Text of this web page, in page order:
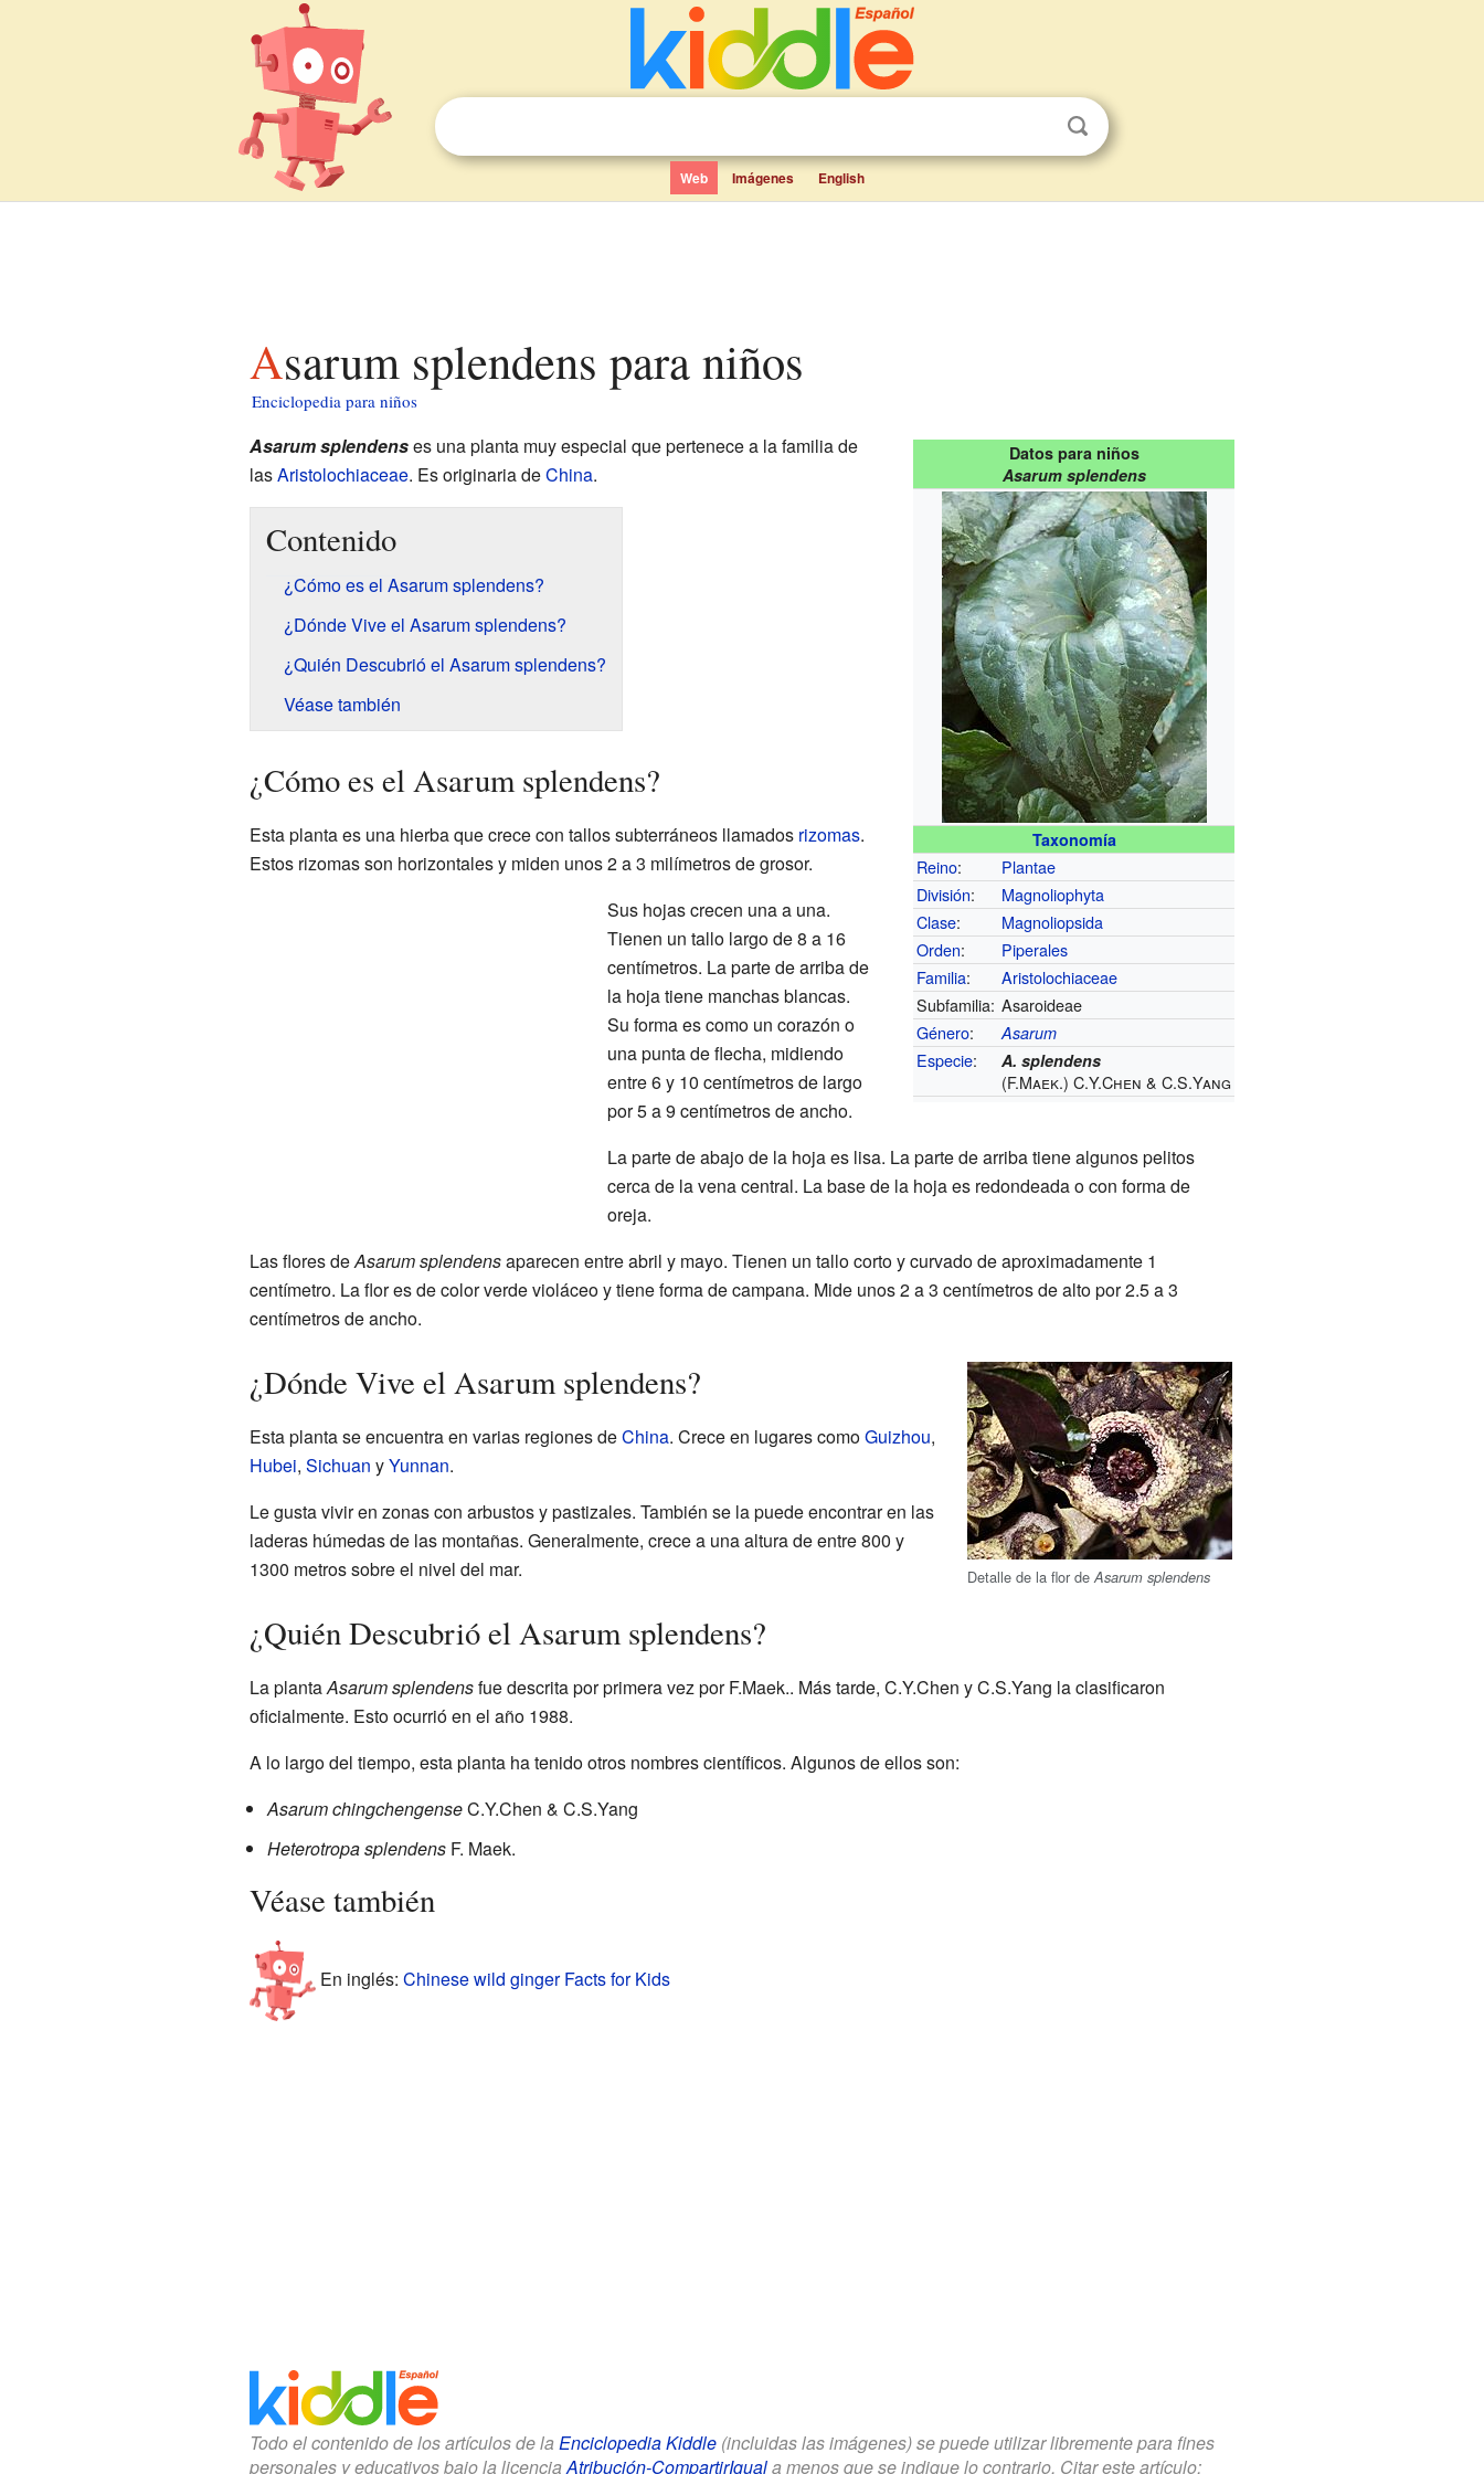
Web Imágenes English
Asarum splendens para niños
Enciclopedia para niños
Datos para niños
Asarum splendens
Taxonomía
Reino:
Plantae
División:
Magnoliophyta
Clase:
Magnoliopsida
Orden:
Piperales
Familia:
Aristolochiaceae
Subfamilia: Asaroideae
Género: Asarum
Especie: A. splendens
(F.Maek.) C.Y.Chen & C.S.Yang
Asarum splendenses una planta muy especial que pertenece a la familia de
lasAristolochiaceae. Es originaria deChina.
Contenido
¿Cómo es el Asarum splendens?
¿Dónde Vive el Asarum splendens?
¿Quién Descubrió el Asarum splendens?
Véase también
¿Cómo es el Asarum splendens?
Esta planta es una hierba que crece con tallos subterráneos llamados rizomas.
Estos rizomas son horizontales y miden unos 2 a 3 milímetros de grosor.
Sus hojas crecen una a una.
Tienen un tallo largo de 8 a 16
centímetros. La parte de arriba de
la hoja tiene manchas blancas.
Su forma es como un corazón o
una punta de flecha, midiendo
entre 6 y 10 centímetros de largo
por 5 a 9 centímetros de ancho.
La parte de abajo de la hoja es lisa. La parte de arriba tiene algunos pelitos
cerca de la vena central. La base de la hoja es redondeada o con forma de
oreja.
Las flores deAsarum splendensaparecen entre abril y mayo. Tienen un tallo corto y curvado de aproximadamente 1
centímetro. La flor es de color verde violáceo y tiene forma de campana. Mide unos 2 a 3 centímetros de alto por 2.5 a 3
centímetros de ancho.
Detalle de la flor deAsarum splendens
¿Dónde Vive el Asarum splendens?
Esta planta se encuentra en varias regiones deChina. Crece en lugares comoGuizhou,
Hubei, Sichuan yYunnan.
Le gusta vivir en zonas con arbustos y pastizales. También se la puede encontrar en las
laderas húmedas de las montañas. Generalmente, crece a una altura de entre 800 y
1300 metros sobre el nivel del mar.
¿Quién Descubrió el Asarum splendens?
La plantaAsarum splendensfue descrita por primera vez por F.Maek.. Más tarde, C.Y.Chen y C.S.Yang la clasificaron
oficialmente. Esto ocurrió en el año 1988.
A lo largo del tiempo, esta planta ha tenido otros nombres científicos. Algunos de ellos son:
Asarum chingchengenseC.Y.Chen & C.S.Yang
Heterotropa splendensF. Maek.
Véase también
En inglés: Chinese wild ginger Facts for Kids
Todo el contenido de los artículos de la Enciclopedia Kiddle(incluidas las imágenes) se puede utilizar libremente para fines
personales y educativos bajo la licenciaAtribución-CompartirIguala menos que se indique lo contrario. Citar este artículo: